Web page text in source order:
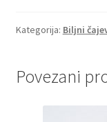
količina
Kategorija: Biljni
Povezani